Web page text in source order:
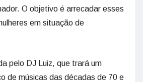
O objetivo é arrecadar esses
em situação de
pelo DJ Luiz, que trará um
de músicas das décadas de 70 e